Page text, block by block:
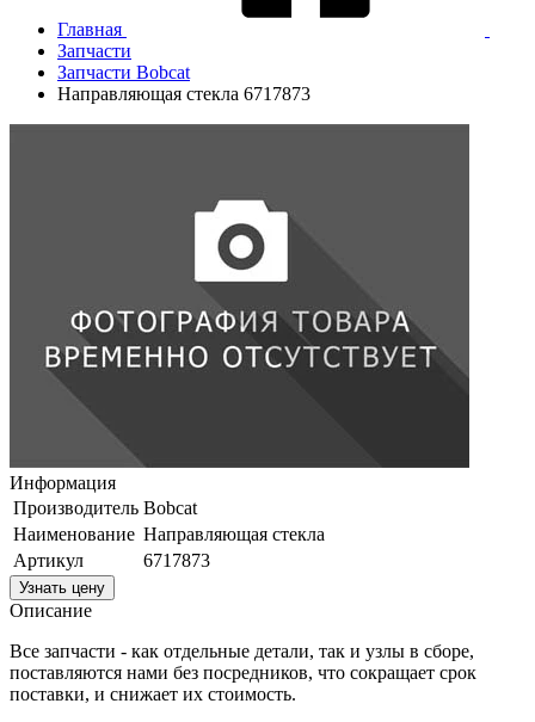
Главная
Запчасти
Запчасти Bobcat
Направляющая стекла 6717873
Информация
Производитель Bobcat
Наименование Направляющая стекла
Артикул
6717873
Узнать цену
Описание
Все запчасти - как отдельные детали, так и узлы в сборе,
поставляются нами без посредников, что сокращает срок
поставки, и снижает их стоимость.